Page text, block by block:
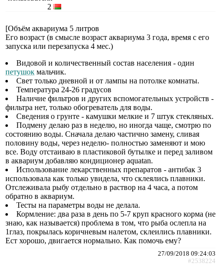
2
[Объём аквариума 5 литров
Его возраст (в смысле возраст аквариума 3 года, время с его
запуска или перезапуска 4 мес.)
Видовой и количественный состав населения - один
петушок мальчик.
Свет только дневной и от лампы на потолке комнаты.
Температура 24-26 градусов
Наличие фильтров и других вспомогательных устройств -
фильтра нет, только обогреватель для воды.
Сведения о грунте - камушки мелкие и 7 штук стекляных.
Подмену делаю раз в неделю, но иногда чаще, смотрю по
состоянию воды. Сначала делаю частично замену, сливая
половину воды, через неделю- полностью заменяют и мою
все. Воду отстаиваю в пластиковой бутылке и перед заливом
в аквариум добавляю кондиционер aquatan.
Использование лекарственных препаратов - антибак 3
использовала как только увидела, что склеялись плавники.
Отслеживала рыбу отдельно в раствор на 4 часа, а потом
обратно в аквариум.
Тесты на параметры воды не делала.
Кормление: два раза в день по 5-7 круп красного корма (не
знаю, как называется) проблема в том, что рыба ослепла на
1глаз, покрылась коричневым налетом, склеились плавники.
Ест хорошо, двигается нормально. Как помочь ему?
27/09/2018 09:24:03
#2538224